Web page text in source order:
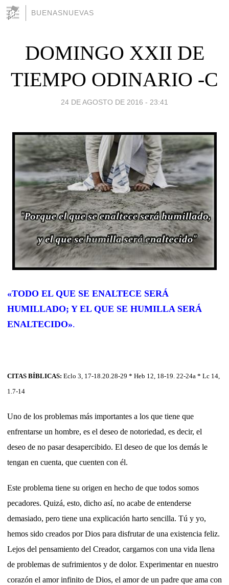
BUENASNUEVAS
DOMINGO XXII DE
TIEMPO ODINARIO -C
24 DE AGOSTO DE 2016 - 23:41
«TODO EL QUE SE ENALTECE SERÁ
HUMILLADO; Y EL QUE SE HUMILLA SERÁ
ENALTECIDO».
CITAS BÍBLICAS: Eclo 3, 17-18.20.28-29 * Heb 12, 18-19. 22-24a * Lc 14,
1.7-14
Uno de los problemas más importantes a los que tiene que
enfrentarse un hombre, es el deseo de notoriedad, es decir, el
deseo de no pasar desapercibido. El deseo de que los demás le
tengan en cuenta, que cuenten con él.
Este problema tiene su origen en hecho de que todos somos
pecadores. Quizá, esto, dicho así, no acabe de entenderse
demasiado, pero tiene una explicación harto sencilla. Tú y yo,
hemos sido creados por Dios para disfrutar de una existencia feliz.
Lejos del pensamiento del Creador, cargarnos con una vida llena
de problemas de sufrimientos y de dolor. Experimentar en nuestro
corazón el amor infinito de Dios, el amor de un padre que ama con